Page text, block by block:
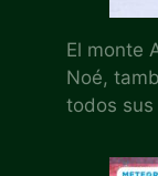
El monte
Noé,
todos sus